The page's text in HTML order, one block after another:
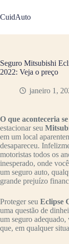
para
o
CuidAuto
Seguro Mitsubishi
2022: Veja o preço
janeiro 1,
O que aconteceria
estacionar seu
em um local
desapareceu.
motoristas todos os
inesperado, onde
um seguro auto,
grande prejuízo
Proteger seu Eclipse
uma questão de
um seguro adequado,
que, em qualquer